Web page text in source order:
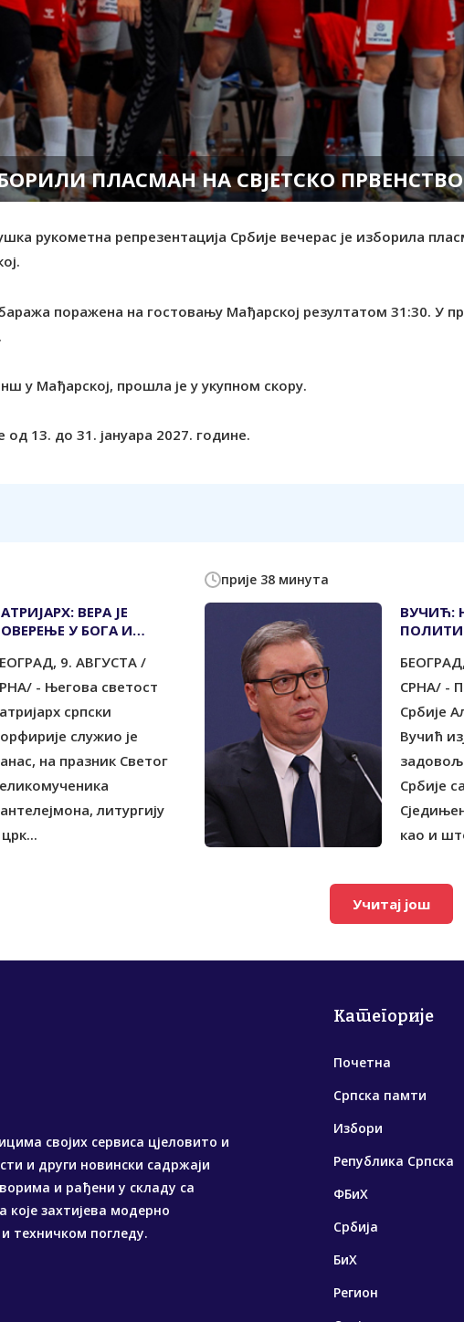
ПЛАСМАН НА СВЈЕТСКО ПРВЕНСТВО
рукометна репрезентација Србије вечерас је изборила
поражена на гостовању Мађарској резултатом 31:30. У
у Мађарској, прошла је у укупном скору.
од 13. до 31. јануара 2027. године.
ВЕРА ЈЕ
У БОГА И
9. АВГУСТА /
- Његова светост
српски
служио је
на празник Светог
литургију
прије 38 минута
ВУЧИЋ:
ВОЈНЕ
СРНА/ -
Србије
Вучић
Србије
као и
Учитај још
својих сервиса цјеловито и
и други новински садржаји
и рађени у складу са
захтијева модерно
техничком погледу.
Категорије
Почетна
Српска памти
Избори
Република Српска
ФБиХ
Србија
БиХ
Регион